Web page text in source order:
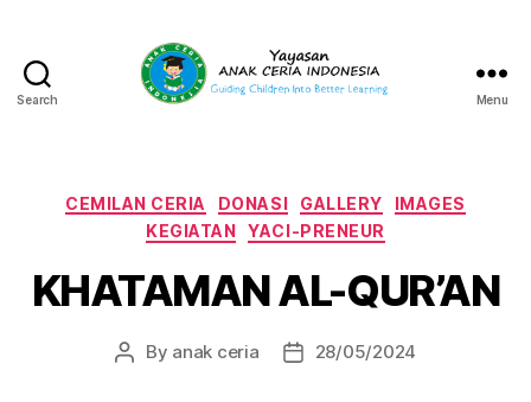
Search
Indonesia
Menu
Categories
CEMILAN CERIA DONASI GALLERY
IMAGES
KEGIATAN
YACI-PRENEUR
KHATAMAN AL-QUR’AN
Post
By anak ceria
Post28/05/2024